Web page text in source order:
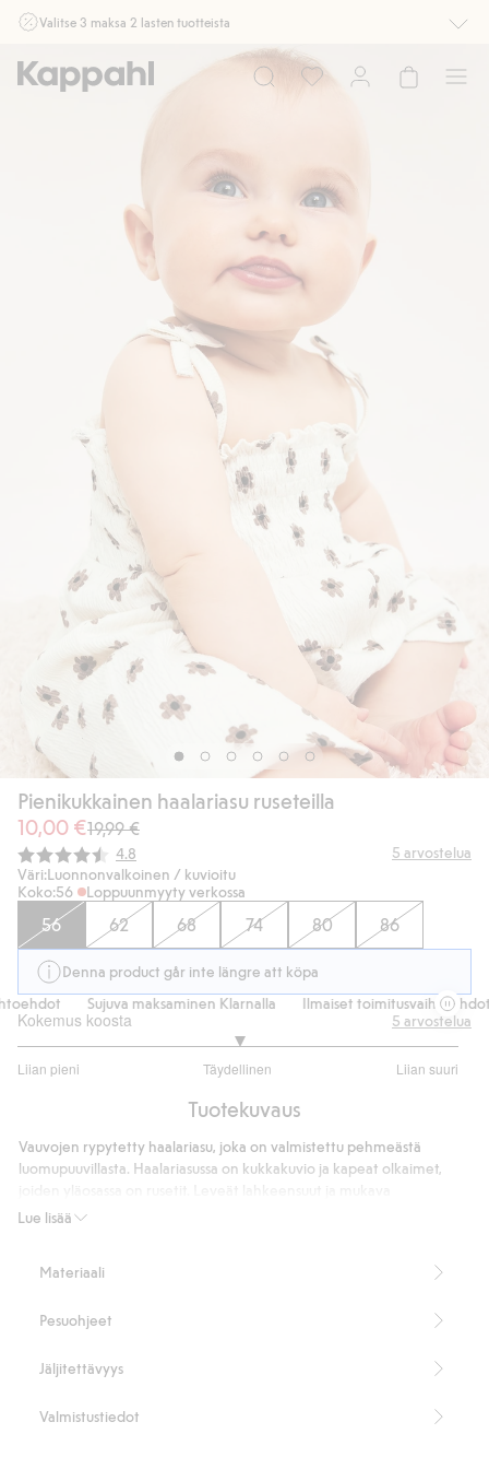
Valitse 3 maksa 2 lasten tuotteista
Ei Newbie. Ostaessasi 2 tuotetta tai enemmän. Voimassa 3-16.8. asti
myymälässä ja verkossa. Ei voi yhdistää muihin alennuksiin tai tarjouksiin.
Pienikukkainen haalariasu ruseteilla
10,00 €19,99 €
Keskimääräinen luokitus:
4.8 5 arvostelua
Väri:Luonnonvalkoinen / kuvioitu
Koko:56 Loppuunmyyty verkossa
56 62 68 74 80 86
Denna product går inte längre att köpa
Sujuva maksaminen Klarnalla Ilmaiset toimitusvaihtoehdot
Kokemus koosta
Liian pieni Täydellinen Liian suuri
/
ääneen
5 arvostelua
Tuotekuvaus
Lue lisää
Vauvojen rypytetty haalariasu, joka on valmistettu pehmeästä
luomupuuvillasta. Haalariasussa on kukkakuvio ja kapeat olkaimet,
smokkirypytys vyötäröllä.
Kukkakuviointi
Tuotenumero:
Materiaali
Pesuohjeet
Jäljitettävyys
Valmistustiedot